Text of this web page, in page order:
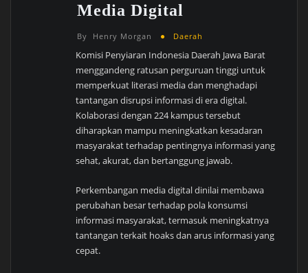
Media Digital
By Henry Morgan Daerah
Komisi Penyiaran Indonesia Daerah Jawa Barat
menggandeng ratusan perguruan tinggi untuk
memperkuat literasi media dan menghadapi
tantangan disrupsi informasi di era digital.
Kolaborasi dengan 224 kampus tersebut
diharapkan mampu meningkatkan kesadaran
masyarakat terhadap pentingnya informasi yang
sehat, akurat, dan bertanggung jawab.
Perkembangan media digital dinilai membawa
perubahan besar terhadap pola konsumsi
informasi masyarakat, termasuk meningkatnya
tantangan terkait hoaks dan arus informasi yang
cepat.